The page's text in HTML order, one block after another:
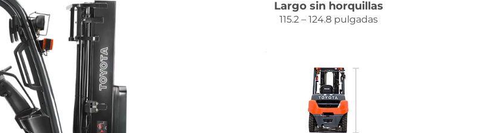
Largo sin horquillas
115.2 – 124.8 pulgadas